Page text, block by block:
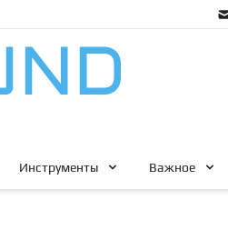
Инструменты Важное